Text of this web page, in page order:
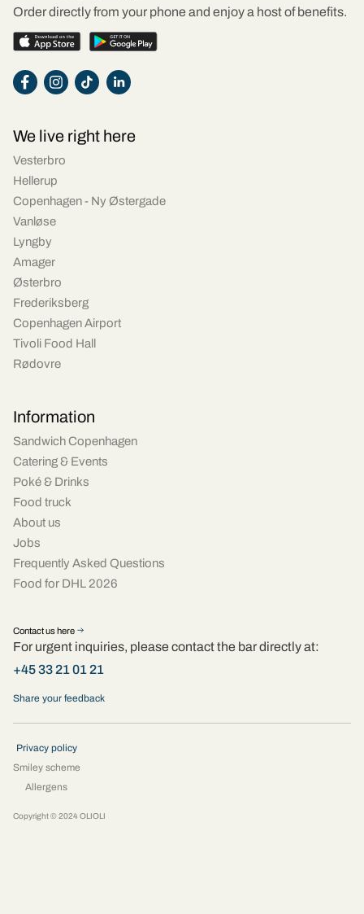
Order directly from your phone and enjoy a host of benefits.
We live right here
Vesterbro
Hellerup
Copenhagen - Ny Østergade
Vanløse
Lyngby
Amager
Østerbro
Frederiksberg
Copenhagen Airport
Tivoli Food Hall
Rødovre
Information
Sandwich Copenhagen
Catering & Events
Poké & Drinks
Food truck
About us
Jobs
Frequently Asked Questions
Food for DHL 2026
Contact us here
For urgent inquiries, please contact the bar directly at:
+45 33 21 01 21
Share your feedback
Privacy policy
Smiley scheme
Allergens
Copyright © 2024 OLIOLI